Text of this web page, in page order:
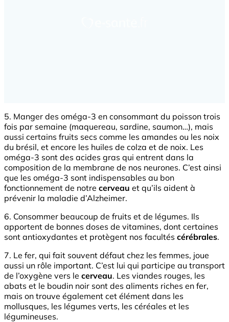
5. Manger des oméga-3 en consommant du poisson trois
fois par semaine (maquereau, sardine, saumon…), mais
aussi certains fruits secs comme les amandes ou les noix
du brésil, et encore les huiles de colza et de noix. Les
oméga-3 sont des acides gras qui entrent dans la
composition de la membrane de nos neurones. C’est ainsi
que les oméga-3 sont indispensables au bon
fonctionnement de notre cerveau et qu’ils aident à
prévenir la maladie d’Alzheimer.
6. Consommer beaucoup de fruits et de légumes. Ils
apportent de bonnes doses de vitamines, dont certaines
sont antioxydantes et protègent nos facultés cérébrales.
7. Le fer, qui fait souvent défaut chez les femmes, joue
aussi un rôle important. C’est lui qui participe au transport
de l’oxygène vers le cerveau. Les viandes rouges, les
abats et le boudin noir sont des aliments riches en fer,
mais on trouve également cet élément dans les
mollusques, les légumes verts, les céréales et les
légumineuses.